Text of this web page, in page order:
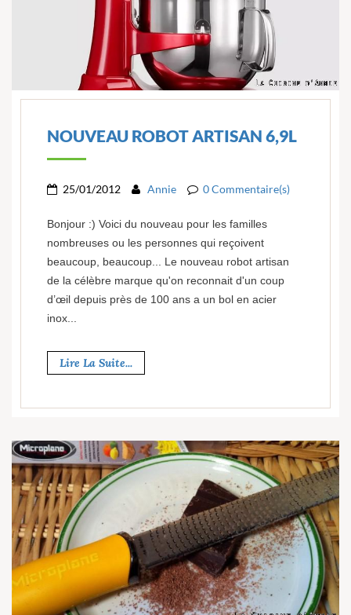
NOUVEAU ROBOT ARTISAN 6,9L
25/01/2012 Annie 0 Commentaire(s)
Bonjour :) Voici du nouveau pour les familles
nombreuses ou les personnes qui reçoivent
beaucoup, beaucoup... Le nouveau robot artisan
de la célèbre marque qu'on reconnait d'un coup
d’œil depuis près de 100 ans a un bol en acier
inox...
Lire La Suite...